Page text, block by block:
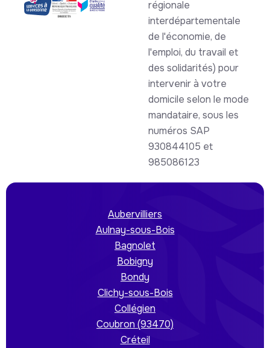
régionale
interdépartementale
de l'économie, de
l'emploi, du travail et
des solidarités) pour
intervenir à votre
domicile selon le mode
mandataire, sous les
numéros SAP
930844105 et
985086123
Aubervilliers
Aulnay-sous-Bois
Bagnolet
Bobigny
Bondy
Clichy-sous-Bois
Collégien
Coubron (93470)
Créteil